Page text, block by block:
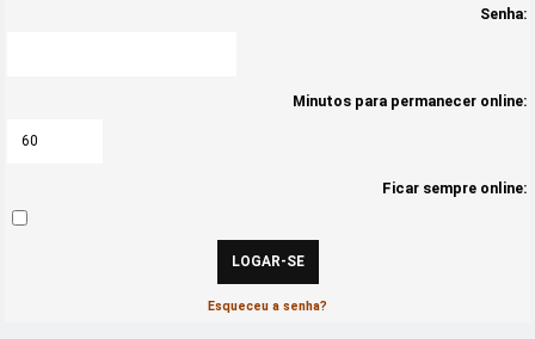
Senha:
Minutos para permanecer online:
Ficar sempre online:
Esqueceu a senha?